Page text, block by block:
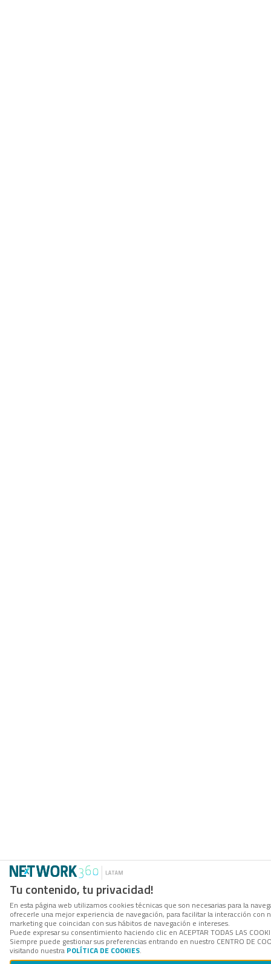
Tu contenido, tu privacidad!
En esta página web utilizamos cookies técnicas que son necesarias para la
ofrecerle una mejor experiencia de navegación, para facilitar la interacción
marketing que coincidan con sus hábitos de navegación e intereses.
Puede expresar su consentimiento haciendo clic en ACEPTAR TODAS LAS
Siempre puede gestionar sus preferencias entrando en nuestro CENTRO DE
visitando nuestra POLÍTICA DE COOKIES.